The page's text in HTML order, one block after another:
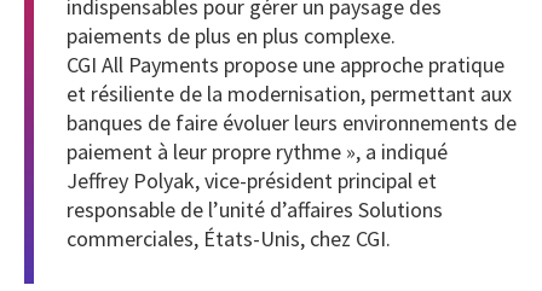
indispensables pour gérer un paysage des
paiements de plus en plus complexe.
CGI All Payments propose une approche pratique
et résiliente de la modernisation, permettant aux
banques de faire évoluer leurs environnements de
paiement à leur propre rythme », a indiqué
Jeffrey Polyak, vice-président principal et
responsable de l’unité d’affaires Solutions
commerciales, États-Unis, chez CGI.